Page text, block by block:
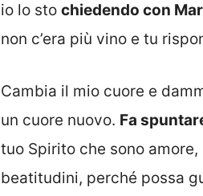
io lo sto chiedendo con
non c’era più vino e tu
Cambia il mio cuore e
un cuore nuovo. Fa
tuo Spirito che sono
beatitudini, perché possa